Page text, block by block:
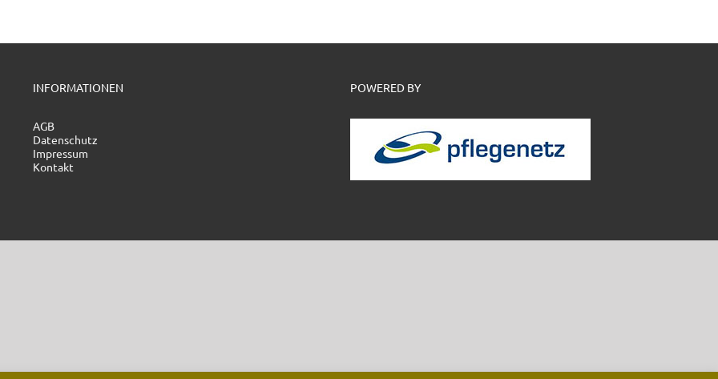
INFORMATIONEN
AGB
Datenschutz
Impressum
Kontakt
POWERED BY